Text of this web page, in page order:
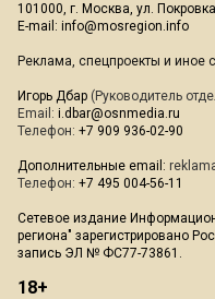
101000, г. Москва, ул.
E-mail: info@mosregion.info
Реклама, спецпроекты и иное
Игорь Дбар (Руководитель
Email: i.dbar@osnmedia.ru
Телефон: +7 909 936-02-90
Дополнительные email:
Телефон: +7 495 004-56-11
Сетевое издание
региона" зарегистрировано
запись ЭЛ № ФС77-73861.
18+